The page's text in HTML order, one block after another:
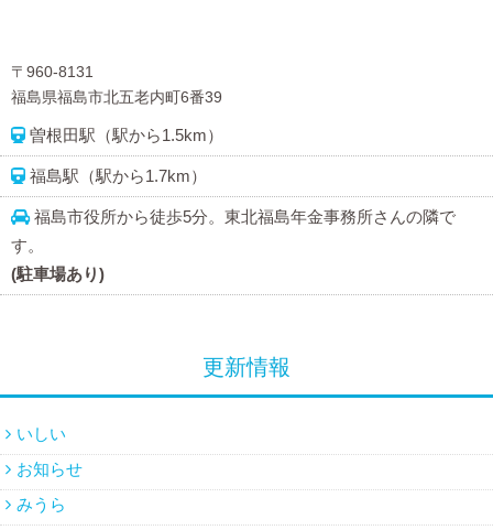
〒960-8131
福島県福島市北五老内町6番39
曽根田駅（駅から1.5km）
福島駅（駅から1.7km）
福島市役所から徒歩5分。東北福島年金事務所さんの隣で
す。
(駐車場あり)
更新情報
いしい
お知らせ
みうら